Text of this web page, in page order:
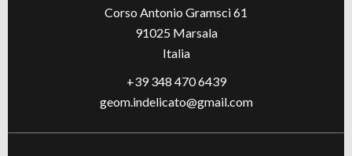
Corso Antonio Gramsci 61
91025Marsala
Italia
+39 348 470 6439
geom.indelicato@gmail.com